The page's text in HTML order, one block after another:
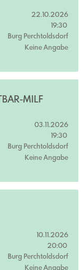
22.10.2026
19:30
Burg Perchtoldsdorf
Keine Angabe
MILF
03.11.2026
19:30
Burg Perchtoldsdorf
Keine Angabe
10.11.2026
20:00
Burg Perchtoldsdorf
Keine Angabe